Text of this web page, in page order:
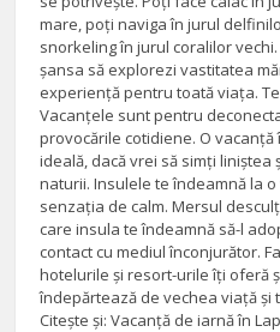
mare, poți naviga în jurul
snorkeling în jurul coralilor
șansa să explorezi vastitatea
experiență pentru toată viața.
Vacanțele sunt pentru
provocările cotidiene. O
ideală, dacă vrei să simți liniștea
naturii. Insulele te îndeamnă la
senzația de calm. Mersul
care insula te îndeamnă să-l
contact cu mediul înconjurător.
hotelurile și resort-urile îți oferă
îndepărtează de vechea viață și
Citește și: Vacanță de iarnă în